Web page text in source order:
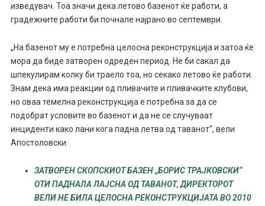
изведувач. Тоа значи дека летово базенот ќе работи, а
градежните работи би почнале најрано во септември.
„На базенот му е потребна целосна реконструкција и затоа ќе
мора да биде затворен одреден период. Не би сакал да
шпекулирам колку би траело тоа, но секако летово ќе работи.
Знам дека има реакции од пливачите и пливачките клубови,
но оваа темелна реконструкција е потребна за да се
подобрат условите во базенот и да не се случуваат
инциденти како лани кога падна летва од таванот“, вели
Апостоловски.
ЗАТВОРЕН СКОПСКИОТ БАЗЕН „БОРИС ТРАЈКОВСКИ“
ОТИ ПАДНАЛА ЛАЈСНА ОД ТАВАНОТ, ДИРЕКТОРОТ
ВЕЛИ НЕ БИЛА ЦЕЛОСНА РЕКОНСТРУКЦИЈАТА ВО 2010